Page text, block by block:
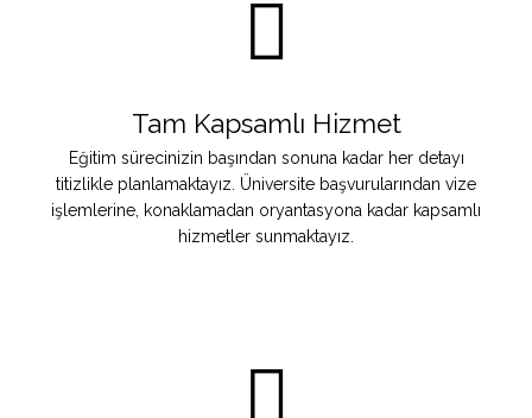
Tam Kapsamlı Hizmet
Eğitim sürecinizin başından sonuna kadar her detayı
titizlikle planlamaktayız. Üniversite başvurularından vize
işlemlerine, konaklamadan oryantasyona kadar kapsamlı
hizmetler sunmaktayız.